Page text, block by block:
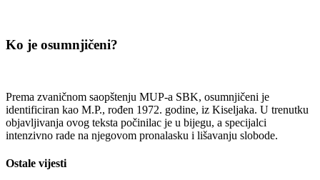
Ko je osumnjičeni?
Prema zvaničnom saopštenju MUP-a SBK, osumnjičeni je
identificiran kao M.P., rođen 1972. godine, iz Kiseljaka. U trenutku
objavljivanja ovog teksta počinilac je u bijegu, a specijalci
intenzivno rade na njegovom pronalasku i lišavanju slobode.
Ostale vijesti